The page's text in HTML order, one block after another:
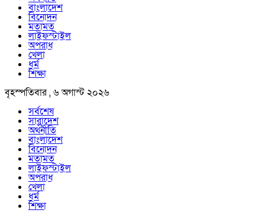
বাংলাদেশ
বিনোদন
মতামত
লাইফস্টাইল
অপরাধ
খেলা
ধর্ম
শিক্ষা
বৃহস্পতিবার , ৬ অগাস্ট ২০২৬
সর্বশেষ
সারাদেশ
অর্থনীতি
বাংলাদেশ
বিনোদন
মতামত
লাইফস্টাইল
অপরাধ
খেলা
ধর্ম
শিক্ষা